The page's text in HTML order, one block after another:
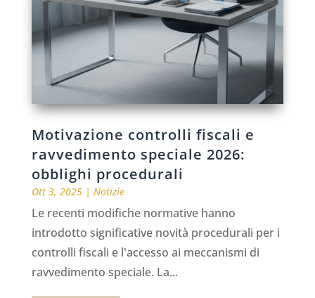
Motivazione controlli fiscali e
ravvedimento speciale 2026:
obblighi procedurali
Ott 3, 2025| Notizie
Le recenti modifiche normative hanno
introdotto significative novità procedurali per i
controlli fiscali e l'accesso ai meccanismi di
ravvedimento speciale. La...